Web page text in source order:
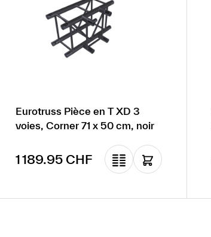
Eurotruss Pièce en T XD 3
voies, Corner 71 x 50 cm, noir
Prix régulier :
1 189.95 CHF